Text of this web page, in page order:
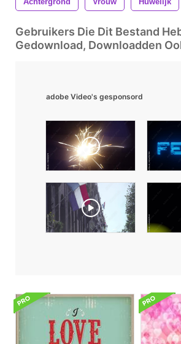
Gebruikers Die Dit Bestand
Gedownload, Downloadden
adobe Video's gesponsord